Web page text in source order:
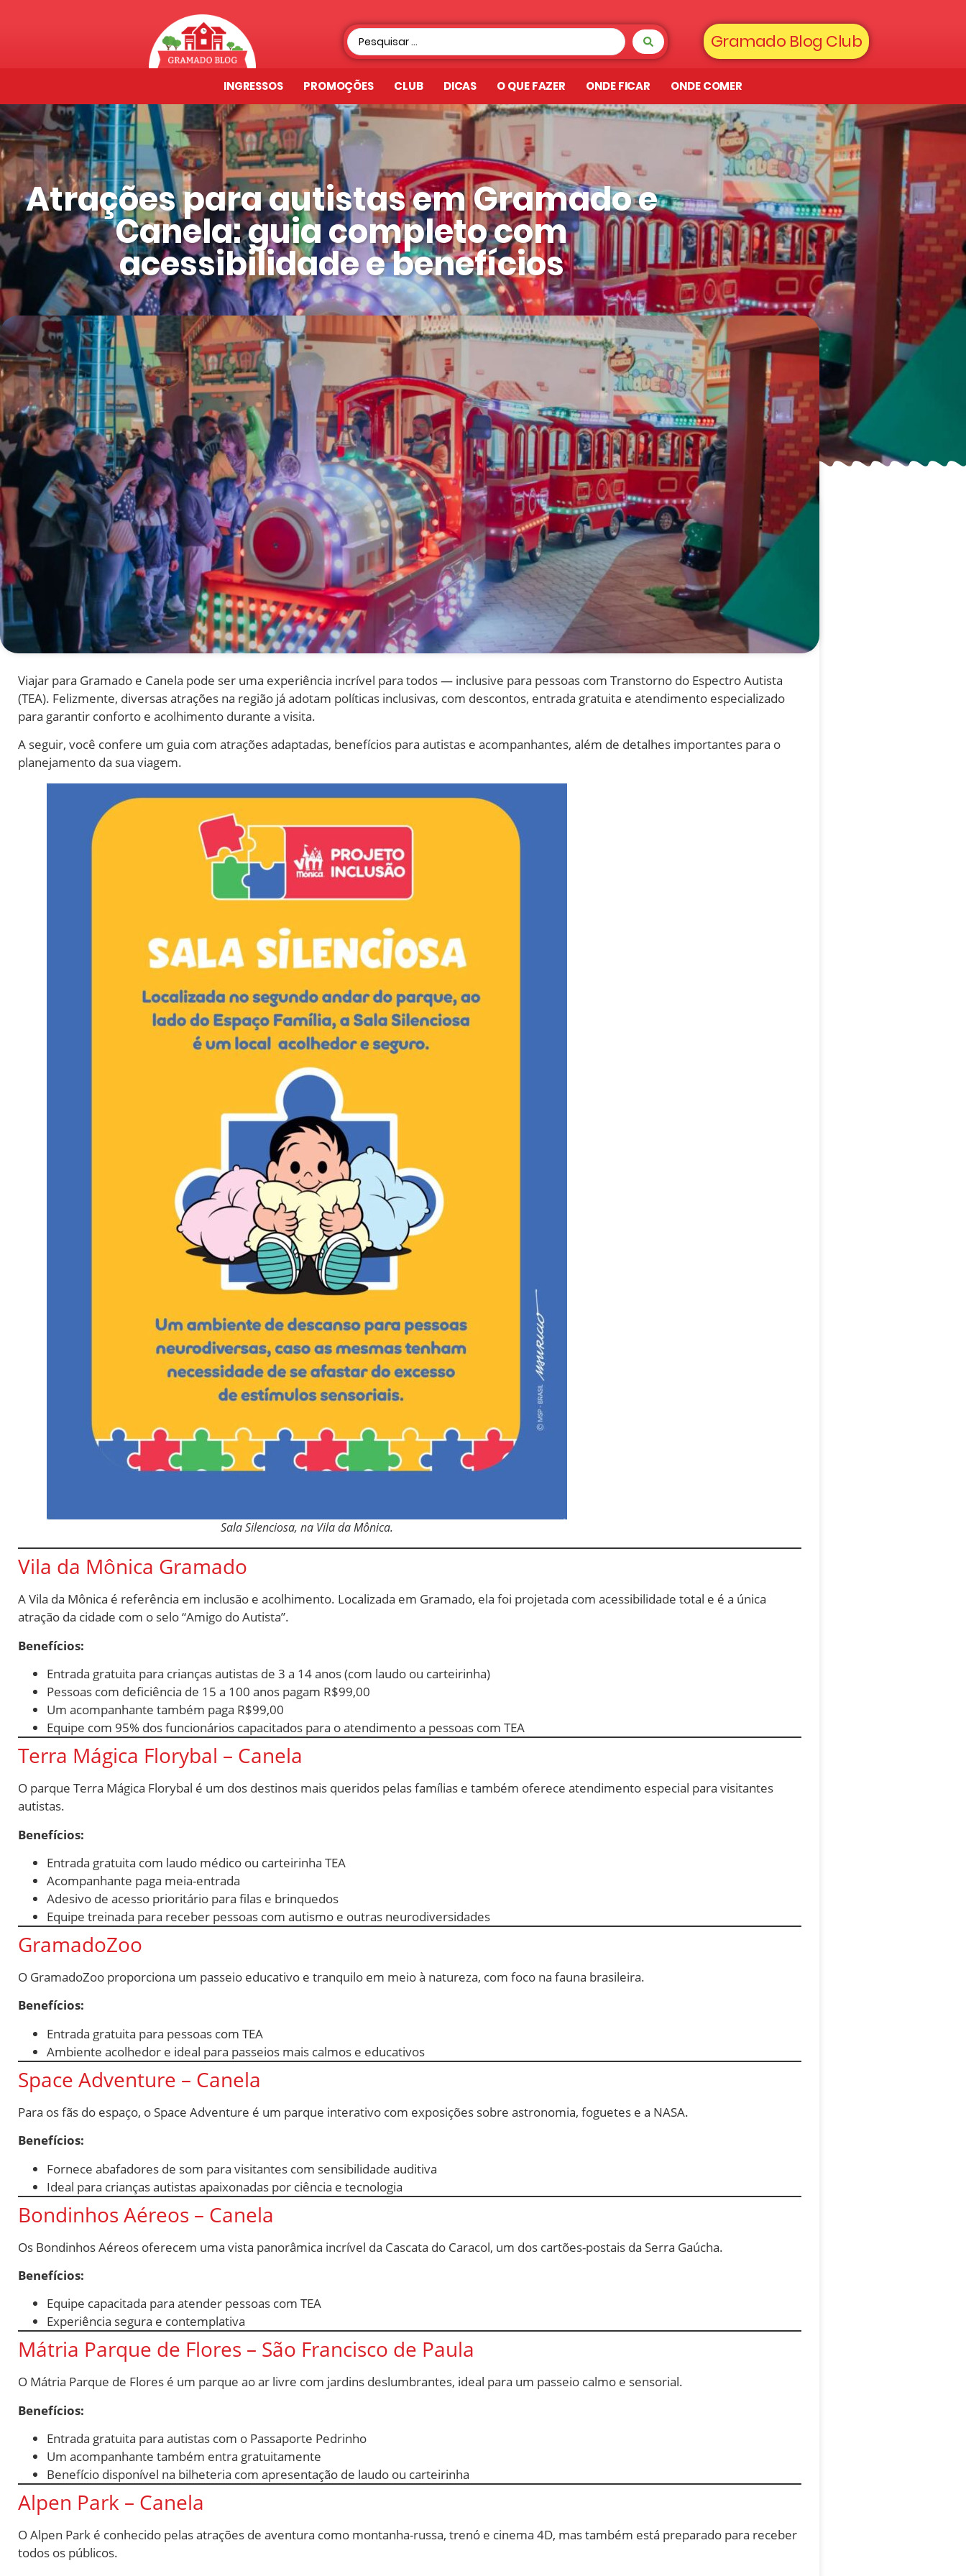
Gramado Blog Club
INGRESSOS PROMOÇÕES CLUB DICAS O QUE FAZER ONDE FICAR ONDE COMER
Atrações para autistas em Gramado e
Canela: guia completo com
acessibilidade e benefícios
Viajar para Gramado e Canela pode ser uma experiência incrível para todos — inclusive para pessoas com Transtorno do Espectro Autista
(TEA). Felizmente, diversas atrações na região já adotam políticas inclusivas, com descontos, entrada gratuita e atendimento especializado
para garantir conforto e acolhimento durante a visita.
A seguir, você confere um guia com atrações adaptadas, benefícios para autistas e acompanhantes, além de detalhes importantes para o
planejamento da sua viagem.
Sala Silenciosa, na Vila da Mônica.
Vila da Mônica Gramado
A Vila da Mônica é referência em inclusão e acolhimento. Localizada em Gramado, ela foi projetada com acessibilidade total e é a única
atração da cidade com o selo “Amigo do Autista”.
Benefícios:
Entrada gratuita para crianças autistas de 3 a 14 anos (com laudo ou carteirinha)
Pessoas com deficiência de 15 a 100 anos pagam R$99,00
Um acompanhante também paga R$99,00
Equipe com 95% dos funcionários capacitados para o atendimento a pessoas com TEA
Terra Mágica Florybal – Canela
O parque Terra Mágica Florybal é um dos destinos mais queridos pelas famílias e também oferece atendimento especial para visitantes
autistas.
Benefícios:
Entrada gratuita com laudo médico ou carteirinha TEA
Acompanhante paga meia-entrada
Adesivo de acesso prioritário para filas e brinquedos
Equipe treinada para receber pessoas com autismo e outras neurodiversidades
GramadoZoo
O GramadoZoo proporciona um passeio educativo e tranquilo em meio à natureza, com foco na fauna brasileira.
Benefícios:
Entrada gratuita para pessoas com TEA
Ambiente acolhedor e ideal para passeios mais calmos e educativos
Space Adventure – Canela
Para os fãs do espaço, o Space Adventure é um parque interativo com exposições sobre astronomia, foguetes e a NASA.
Benefícios:
Fornece abafadores de som para visitantes com sensibilidade auditiva
Ideal para crianças autistas apaixonadas por ciência e tecnologia
Bondinhos Aéreos – Canela
Os Bondinhos Aéreos oferecem uma vista panorâmica incrível da Cascata do Caracol, um dos cartões-postais da Serra Gaúcha.
Benefícios:
Equipe capacitada para atender pessoas com TEA
Experiência segura e contemplativa
Mátria Parque de Flores – São Francisco de Paula
O Mátria Parque de Flores é um parque ao ar livre com jardins deslumbrantes, ideal para um passeio calmo e sensorial.
Benefícios:
Entrada gratuita para autistas com o Passaporte Pedrinho
Um acompanhante também entra gratuitamente
Benefício disponível na bilheteria com apresentação de laudo ou carteirinha
Alpen Park – Canela
O Alpen Park é conhecido pelas atrações de aventura como montanha-russa, trenó e cinema 4D, mas também está preparado para receber
todos os públicos.